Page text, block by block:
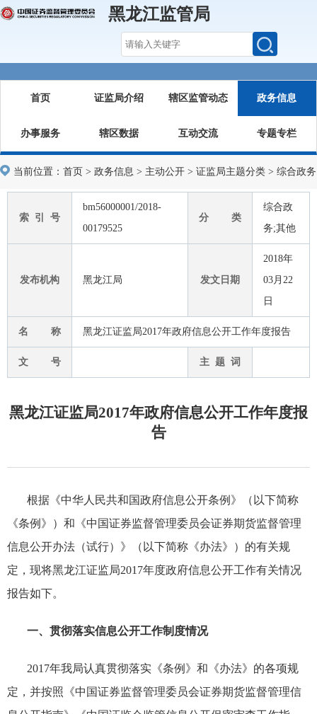
黑龙江监管局
首页 证监局介绍 辖区监管动态 政务信息
办事服务 辖区数据 互动交流 专题专栏
当前位置： 首页 > 政务信息 > 主动公开 > 证监局主题分类 > 综合政务
索 引 号
bm56000001/2018-
00179525
分 类
综合政
务;其他
发布机构 黑龙江局 发文日期
2018年
03月22
日
名 称 黑龙江证监局2017年政府信息公开工作年度报告
文 号 主 题 词
黑龙江证监局2017年政府信息公开工作年度报
告
根据《中华人民共和国政府信息公开条例》（以下简称
《条例》）和《中国证券监督管理委员会证券期货监督管理
信息公开办法（试行）》（以下简称《办法》）的有关规
定，现将黑龙江证监局2017年度政府信息公开工作有关情况
报告如下。
一、贯彻落实信息公开工作制度情况
2017年我局认真贯彻落实《条例》和《办法》的各项规
定，并按照《中国证券监督管理委员会证券期货监督管理信